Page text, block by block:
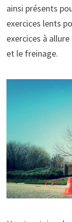
ainsi présents
exercices lents
exercices à
et le freinage.